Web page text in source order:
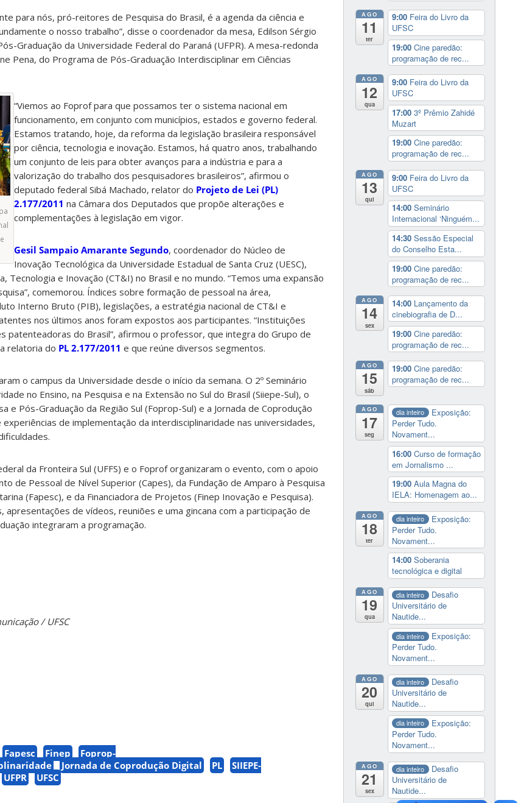
para nós, pró-reitores de Pesquisa do Brasil, é a agenda da ciência e
o nosso trabalho”, disse o coordenador da mesa, Edilson Sérgio
Graduação da Universidade Federal do Paraná (UFPR). A mesa-redonda
Pena, do Programa de Pós-Graduação Interdisciplinar em Ciências
“Viemos ao Foprof para que possamos ter o sistema nacional em
funcionamento, em conjunto com municípios, estados e governo federal.
Estamos tratando, hoje, da reforma da legislação brasileira responsável
por ciência, tecnologia e inovação. Estamos, há quatro anos, trabalhando
um conjunto de leis para obter avanços para a indústria e para a
valorização do trabalho dos pesquisadores brasileiros”, afirmou o
deputado federal Sibá Machado, relator do Projeto de Lei (PL)
2.177/2011 na Câmara dos Deputados que propõe alterações e
complementações à legislação em vigor.
Gesil Sampaio Amarante Segundo, coordenador do Núcleo de
Inovação Tecnológica da Universidade Estadual de Santa Cruz (UESC),
Tecnologia e Inovação (CT&I) no Brasil e no mundo. “Temos uma expansão
comemorou. Índices sobre formação de pessoal na área,
Interno Bruto (PIB), legislações, a estratégia nacional de CT&I e
nos últimos anos foram expostos aos participantes. “Instituições
patenteadoras do Brasil”, afirmou o professor, que integra do Grupo de
relatoria do PL 2.177/2011 e que reúne diversos segmentos.
o campus da Universidade desde o início da semana. O 2º Seminário
no Ensino, na Pesquisa e na Extensão no Sul do Brasil (Siiepe-Sul), o
e Pós-Graduação da Região Sul (Foprop-Sul) e a Jornada de Coprodução
de implementação da interdisciplinaridade nas universidades,
da Fronteira Sul (UFFS) e o Foprof organizaram o evento, com o apoio
de Pessoal de Nível Superior (Capes), da Fundação de Amparo à Pesquisa
(Fapesc), e da Financiadora de Projetos (Finep Inovação e Pesquisa).
apresentações de vídeos, reuniões e uma gincana com a participação de
integraram a programação.
/ UFSC
Fapesc Finep
Foprop-
Jornada de Coprodução Digital PL
SIIEPE-
UFPR UFSC
AGO
11
ter
9:00 Feira do Livro da
UFSC
19:00 Cine paredão:
programação de rec...
AGO
12
qua
9:00 Feira do Livro da
UFSC
17:00 3º Prêmio Zahidé
Muzart
19:00 Cine paredão:
programação de rec...
AGO
13
qui
9:00 Feira do Livro da
UFSC
14:00 Seminário
Internacional ‘Ninguém...
14:30 Sessão Especial
do Conselho Esta...
19:00 Cine paredão:
programação de rec...
AGO
14
sex
14:00 Lançamento da
cinebiografia de D...
19:00 Cine paredão:
programação de rec...
AGO
15
sáb
19:00 Cine paredão:
programação de rec...
AGO
17
seg
dia inteiro
Exposição:
Perder Tudo.
Novament...
16:00 Curso de formação
em Jornalismo ...
19:00 Aula Magna do
IELA: Homenagem ao...
AGO
18
ter
dia inteiro
Exposição:
Perder Tudo.
Novament...
14:00 Soberania
tecnológica e digital
AGO
19
qua
dia inteiro
Desafio
Universitário de
Nautide...
dia inteiro
Exposição:
Perder Tudo.
Novament...
AGO
20
qui
dia inteiro
Desafio
Universitário de
Nautide...
dia inteiro
Exposição:
Perder Tudo.
Novament...
AGO
21
sex
dia inteiro
Desafio
Universitário de
Nautide...